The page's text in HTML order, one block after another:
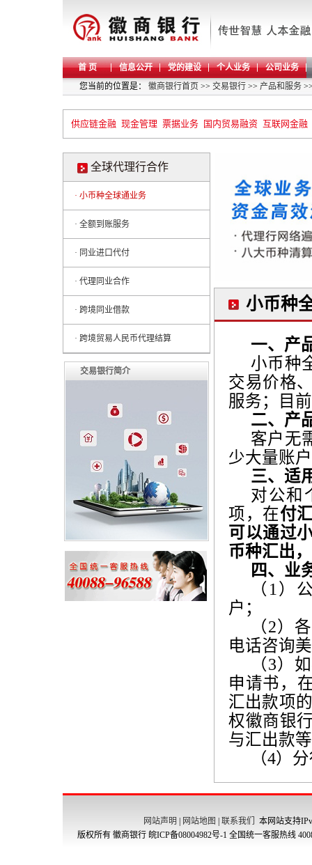
首 页 信息公开 党的建设 个人业务
公司业务
您当前的位置是： 徽商银行首页 >> 交易银行 >> 产品和服务
供应链金融 现金管理 票据业务 国内贸易融资 互联网金融
全球代理行合作
· 小币种全球通业务
· 全额到账服务
· 同业进口代付
· 代理同业合作
· 跨境同业借款
· 跨境贸易人民币代理结算
交易银行简介
小币种
一、产
小币种
交易价格
服务；目
二、产
客户无
少大量账
三、适
对公和
项，在付
可以通过
币种汇出
四、业
（ 1 ）
户；
（2）
电话咨询
（3）
申请书，
汇出款项
权徽商银
与汇出款
（4）
网站声明 网站地图 联系我们
本网站支持
版权所有 徽商银行 皖ICP备08004982号-1 全国统一客服热线